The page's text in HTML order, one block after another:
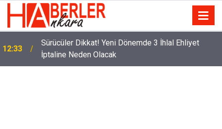
12:13
Eminevim, Katılımevim, Fuzulev ve Birevim İçin Yeni
Karar! Teslim Süresi Uzadı, Ödeme Kuralları Değişti